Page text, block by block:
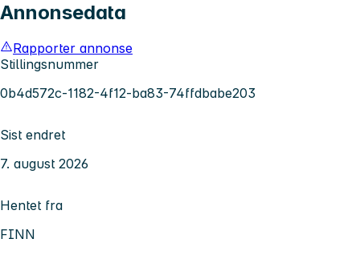
Annonsedata
Rapporter annonse
Stillingsnummer
0b4d572c-1182-4f12-ba83-74ffdbabe203
Sist endret
7. august 2026
Hentet fra
FINN